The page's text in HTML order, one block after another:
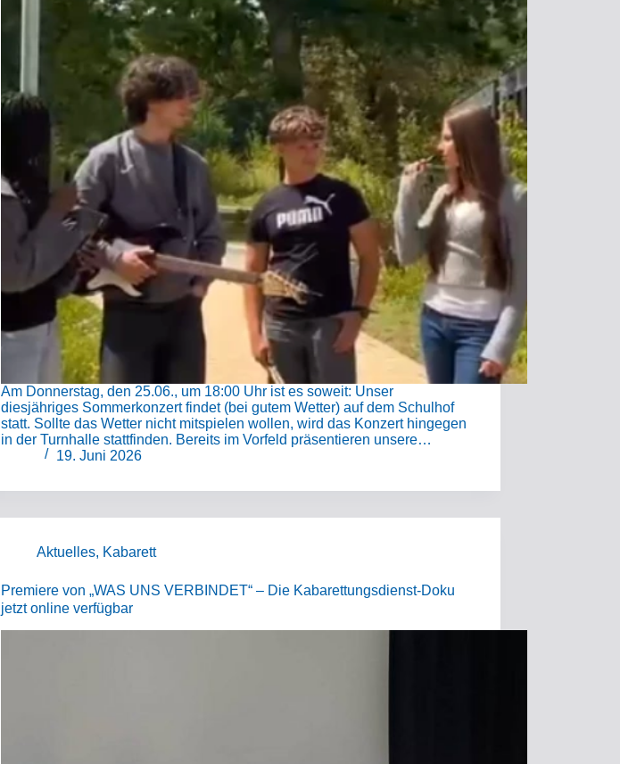
Am Donnerstag, den 25.06., um 18:00 Uhr ist es soweit: Unser
diesjähriges Sommerkonzert findet (bei gutem Wetter) auf dem Schulhof
statt. Sollte das Wetter nicht mitspielen wollen, wird das Konzert hingegen
in der Turnhalle stattfinden. Bereits im Vorfeld präsentieren unsere…
19. Juni 2026
Aktuelles, Kabarett
Premiere von „WAS UNS VERBINDET“ – Die Kabarettungsdienst-Doku
jetzt online verfügbar